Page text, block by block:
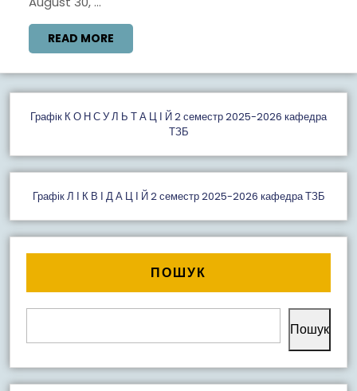
READ MORE
MORE
Графiк К О Н С У Л Ь Т А Ц І Й 2 семестр 2025-2026 кафедра
ТЗБ
Графік Л І К В І Д А Ц І Й 2 семестр 2025-2026 кафедра ТЗБ
ПОШУК
Пошук